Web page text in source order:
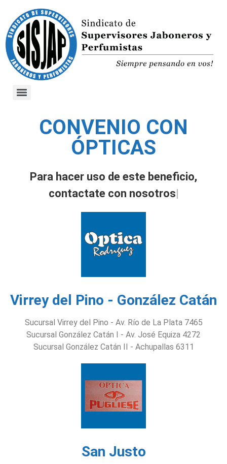
CONVENIO CON
ÓPTICAS
Para hacer uso de este beneficio,
contactate con nosotros
Virrey del Pino - González Catán
Sucursal Virrey del Pino - Av. Río de La Plata 7465
Sucursal González Catán I - Av. José Equiza 4272
Sucursal González Catán II - Achupallas 6311
San Justo